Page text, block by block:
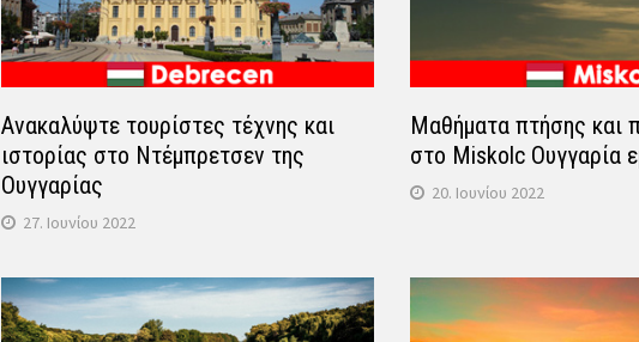
Ανακαλύψτε τουρίστες τέχνης και
ιστορίας στο Ντέμπρετσεν της
Ουγγαρίας
27. Ιουνίου 2022
Μαθήματα πτήσης και
στο Miskolc Ουγγαρία
20. Ιουνίου 2022